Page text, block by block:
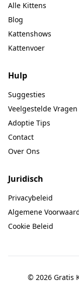
Alle Kittens
Blog
Kattenshows
Kattenvoer
Hulp
Suggesties
Veelgestelde Vragen
Adoptie Tips
Contact
Over Ons
Juridisch
Privacybeleid
Algemene
Cookie Beleid
© 2026 Gratis